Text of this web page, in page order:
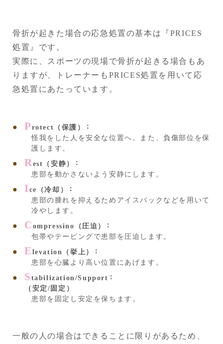
骨折が起きた場合の応急処置の基本は『PRICES
処置』です。
実際に、スポーツの現場で骨折が起きる場合もあ
りますが、トレーナーもPRICES処置を用いて応
急処置にあたっています。
P rotect（保護）
怪我をした人を安全な位置へ。また、負傷部位を保
護します。
Rest（安静）
患部を動かさないよう安静にします。
Ice（冷却）
患部の腫れを抑えるためアイスバックなどを用いて
冷やします。
C ompressino（圧迫）
包帯やテーピングで患部を圧迫します。
E levation（挙上）
患部を心臓より高い位置にあげます。
S tabilization/Support
（安定/固定）
患部を固定し安定を保ちます。
一般の人の場合はできることに限りがあるため、